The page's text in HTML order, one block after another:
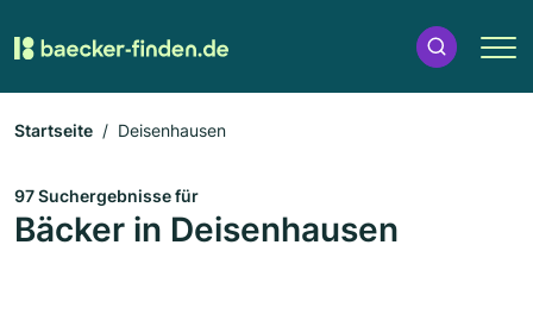
Startseite Deisenhausen
97 Suchergebnisse für
Bäcker in Deisenhausen